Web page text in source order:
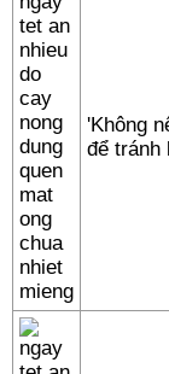
'Không
để tránh